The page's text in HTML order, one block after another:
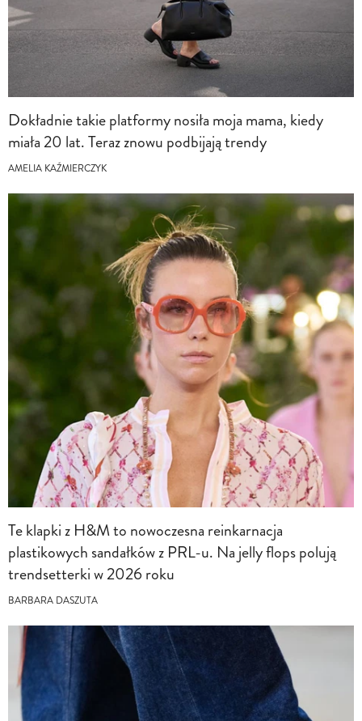
Dokładnie takie platformy nosiła moja mama, kiedy
miała 20 lat. Teraz znowu podbijają trendy
AMELIA KAŹMIERCZYK
Te klapki z H&M to nowoczesna reinkarnacja
plastikowych sandałków z PRL-u. Na jelly flops polują
trendsetterki w 2026 roku
BARBARA DASZUTA